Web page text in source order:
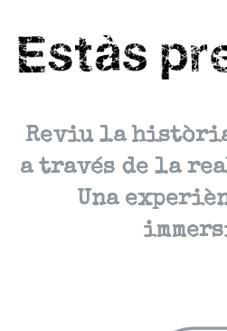
Reviu la
a través de la
Una